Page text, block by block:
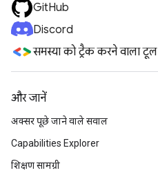
GitHub
Discord
समस्या को ट्रैक करने वाला टूल
और जानें
अक्सर पूछे जाने वाले सवाल
Capabilities Explorer
शिक्षण सामग्री